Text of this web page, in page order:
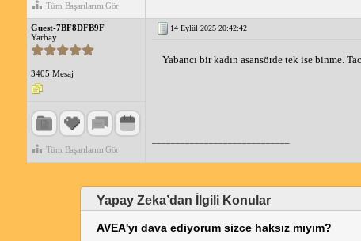
Tüm Başarılarını Gör
Guest-7BF8DFB9F
Yarbay
3405 Mesaj
Tüm Başarılarını Gör
14 Eylül 2025 20:42:42
Yabancı bir kadın asansörde tek ise binme.
Yapay Zeka’dan İlgili Konular
AVEA'yı dava ediyorum sizce haksız mıyım?